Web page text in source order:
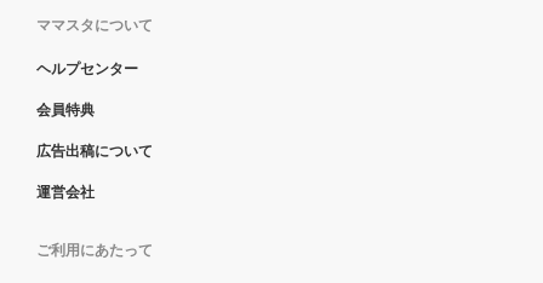
ママスタについて
ヘルプセンター
会員特典
広告出稿について
運営会社
ご利用にあたって